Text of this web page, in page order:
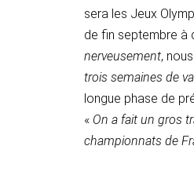
sera les Jeux
de fin septembre à
nerveusement,
trois semaines de
longue phase de
« On a fait un gros
championnats de